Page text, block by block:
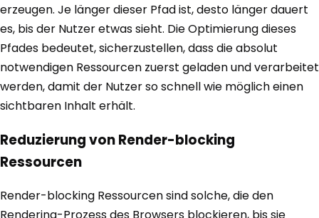
erzeugen. Je länger dieser Pfad ist, desto länger dauert
es, bis der Nutzer etwas sieht. Die Optimierung dieses
Pfades bedeutet, sicherzustellen, dass die absolut
notwendigen Ressourcen zuerst geladen und verarbeitet
werden, damit der Nutzer so schnell wie möglich einen
sichtbaren Inhalt erhält.
Reduzierung von Render-blocking
Ressourcen
Render-blocking Ressourcen sind solche, die den